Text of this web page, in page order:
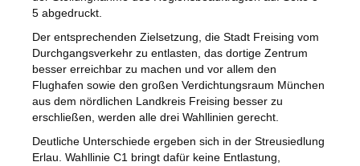
5 abgedruckt.
Der entsprechenden Zielsetzung, die Stadt Freising vom
Durchgangsverkehr zu entlasten, das dortige Zentrum
besser erreichbar zu machen und vor allem den
Flughafen sowie den großen Verdichtungsraum München
aus dem nördlichen Landkreis Freising besser zu
erschließen, werden alle drei Wahllinien gerecht.
Deutliche Unterschiede ergeben sich in der Streusiedlung
Erlau. Wahllinie C1 bringt dafür keine Entlastung,